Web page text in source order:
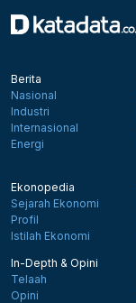
Berita
Nasional
Industri
Internasional
Energi
Ekonopedia
Sejarah Ekonomi
Profil
Istilah Ekonomi
In-Depth & Opini
Telaah
Opini